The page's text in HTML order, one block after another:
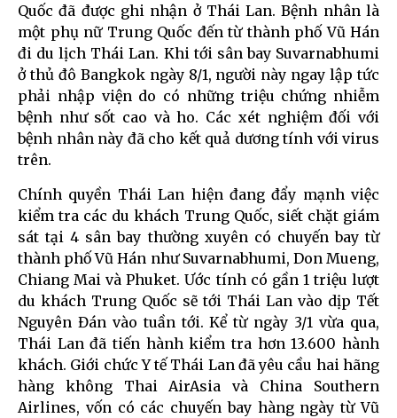
Quốc đã được ghi nhận ở Thái Lan. Bệnh nhân là
một phụ nữ Trung Quốc đến từ thành phố Vũ Hán
đi du lịch Thái Lan. Khi tới sân bay Suvarnabhumi
ở thủ đô Bangkok ngày 8/1, người này ngay lập tức
phải nhập viện do có những triệu chứng nhiễm
bệnh như sốt cao và ho. Các xét nghiệm đối với
bệnh nhân này đã cho kết quả dương tính với virus
trên.
Chính quyền Thái Lan hiện đang đẩy mạnh việc
kiểm tra các du khách Trung Quốc, siết chặt giám
sát tại 4 sân bay thường xuyên có chuyến bay từ
thành phố Vũ Hán như Suvarnabhumi, Don Mueng,
Chiang Mai và Phuket. Ước tính có gần 1 triệu lượt
du khách Trung Quốc sẽ tới Thái Lan vào dịp Tết
Nguyên Đán vào tuần tới. Kể từ ngày 3/1 vừa qua,
Thái Lan đã tiến hành kiểm tra hơn 13.600 hành
khách. Giới chức Y tế Thái Lan đã yêu cầu hai hãng
hàng không Thai AirAsia và China Southern
Airlines, vốn có các chuyến bay hàng ngày từ Vũ